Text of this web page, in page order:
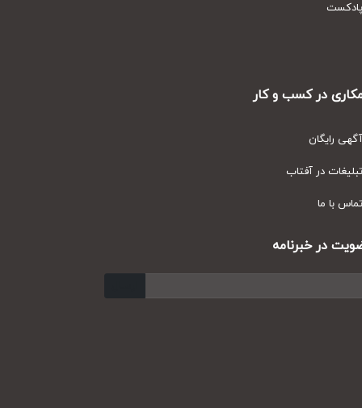
در کسب و کار
رایگان
در آفتاب
با ما
در خبرنامه